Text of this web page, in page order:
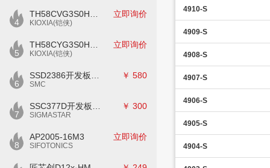
4 KIOXIA(铠侠)
立即询价
5 KIOXIA(铠侠)
立即询价
6 SMC
￥ 580
7 SIGMASTAR
￥ 300
8
AP2005-16M3
SIFOTONICS
立即询价
4910-S
4909-S
4908-S
4907-S
4906-S
4905-S
4904-S